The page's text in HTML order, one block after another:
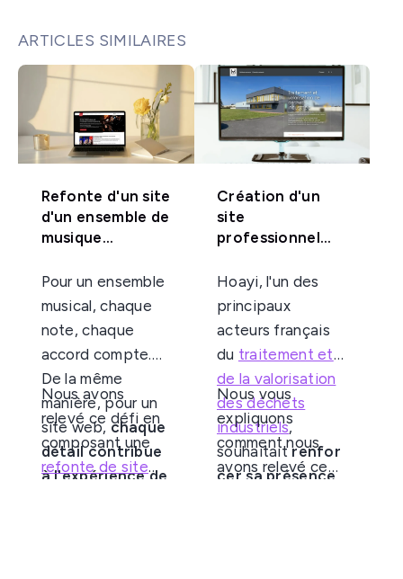
ARTICLES SIMILAIRES
Refonte d'un site
d'un ensemble de
musique
belge
Pour un ensemble
musical, chaque
note, chaque
accord compte.
De la même
manière, pour un
site web, chaque
détail contribue
à l'expérience de
Nous avons
relevé ce défi en
composant une
refonte de site
Création d'un
site
professionnel
entreprise de
recyclage
industriel
Hoayi, l'un des
principaux
acteurs français
du traitement et
de la valorisation
des déchets
industriels,
souhaitaitrenfor
cer sa présence
Nous vous
expliquons
comment nous
avons relevé ce